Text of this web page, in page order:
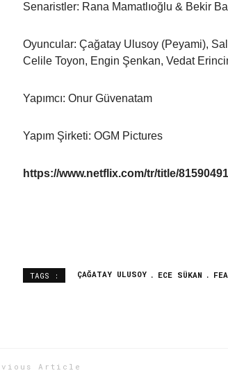
Senaristler: Rana Mamatlıoğlu & Bekir
Oyuncular: Çağatay Ulusoy (Peyami),
Celile Toyon, Engin Şenkan, Vedat
Yapımcı: Onur Güvenatam
Yapım Şirketi: OGM Pictures
https://www.netflix.com/tr/title/81590491
TAGS : ÇAĞATAY ULUSOY ECE SÜKAN
Article